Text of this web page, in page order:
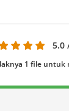
5.0
1 file untuk